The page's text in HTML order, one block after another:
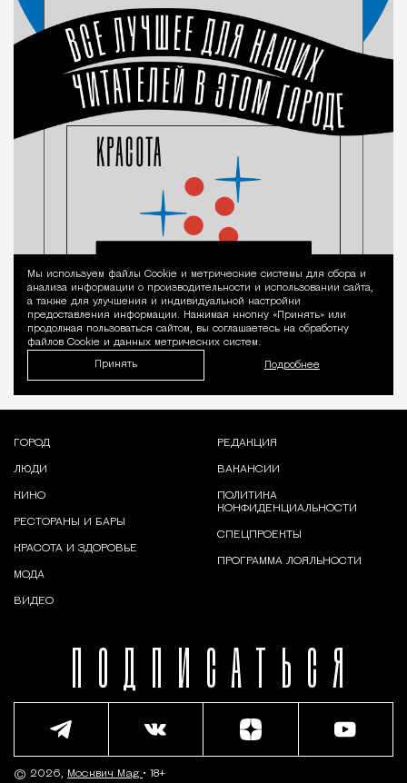
Уведомление
Мы используем файлы Сookie и метрические системы для сбора и
анализа информации о производительности и использовании сайта,
а также для улучшения и индивидуальной настройки
предоставления информации. Нажимая кнопку «Принять» или
продолжая пользоваться сайтом, вы соглашаетесь на обработку
файлов Cookie и данных метрических систем.
Принять Подробнее
ПОДПИСАТЬСЯ
ГОРОД
ЛЮДИ
КИНО
РЕСТОРАНЫ И БАРЫ
КРАСОТА И ЗДОРОВЬЕ
МОДА
ВИДЕО
РЕДАКЦИЯ
ВАКАНСИИ
ПОЛИТИКА
КОНФИДЕНЦИАЛЬНОСТИ
СПЕЦПРОЕКТЫ
ПРОГРАММА ЛОЯЛЬНОСТИ
© 2026, Москвич Mag • 18+